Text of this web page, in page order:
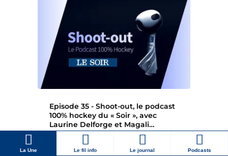
La Une Le fil info Le journal Podcasts